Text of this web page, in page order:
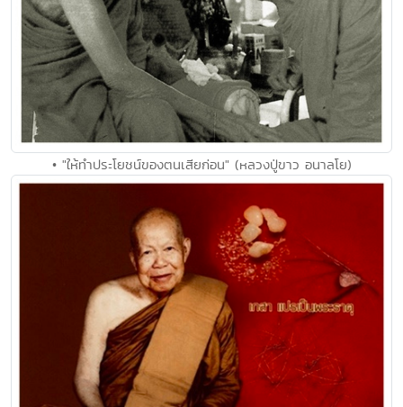
• "ให้ทำประโยชน์ของตนเสียก่อน" (หลวงปู่ขาว อนาลโย)